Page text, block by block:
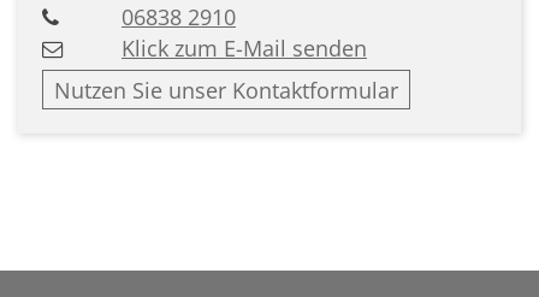
06838 2910
Klick zum E-Mail senden
Nutzen Sie unser Kontaktformular